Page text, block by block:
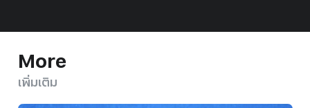
More
เพิ่มเติม